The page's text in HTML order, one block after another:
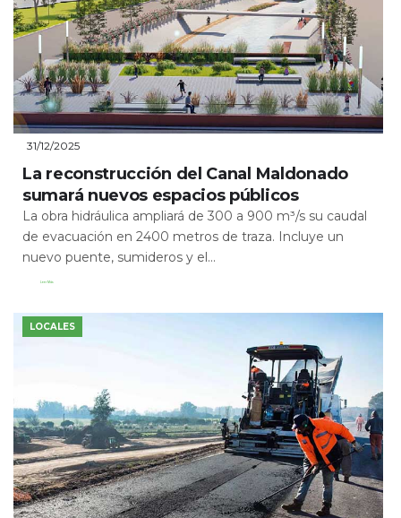
31/12/2025
La reconstrucción del Canal Maldonado
sumará nuevos espacios públicos
La obra hidráulica ampliará de 300 a 900 m³/s su caudal
de evacuación en 2400 metros de traza. Incluye un
nuevo puente, sumideros y el...
Leer Más
LOCALES